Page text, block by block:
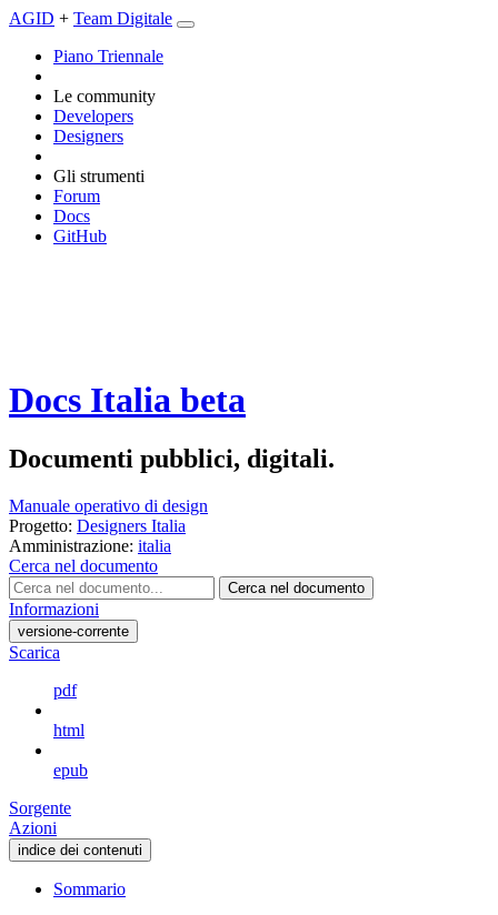
AGID + Team Digitale
Piano Triennale
Le community
Developers
Designers
Gli strumenti
Forum
Docs
GitHub
Docs Italia beta
Documenti pubblici, digitali.
Manuale operativo di design
Progetto: Designers Italia
Amministrazione: italia
Cerca nel documento
Cerca nel documento
Informazioni
versione-corrente
Scarica
pdf
html
epub
Sorgente
Azioni
indice dei contenuti
Sommario